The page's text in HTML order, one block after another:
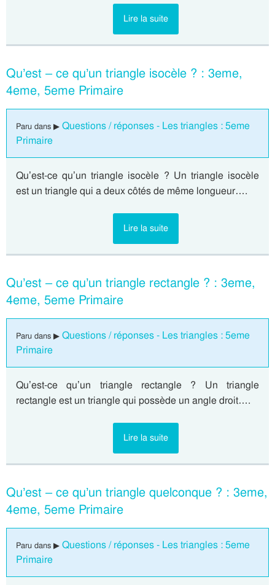
Lire la suite
Qu’est – ce qu’un triangle isocèle ? : 3eme,
4eme, 5eme Primaire
Paru dans ▶ Questions / réponses - Les triangles : 5eme
Primaire
Qu’est-ce qu’un triangle isocèle ? Un triangle isocèle
est un triangle qui a deux côtés de même longueur….
Lire la suite
Qu’est – ce qu’un triangle rectangle ? : 3eme,
4eme, 5eme Primaire
Paru dans ▶ Questions / réponses - Les triangles : 5eme
Primaire
Qu’est-ce qu’un triangle rectangle ? Un triangle
rectangle est un triangle qui possède un angle droit….
Lire la suite
Qu’est – ce qu’un triangle quelconque ? : 3eme,
4eme, 5eme Primaire
Paru dans ▶ Questions / réponses - Les triangles : 5eme
Primaire